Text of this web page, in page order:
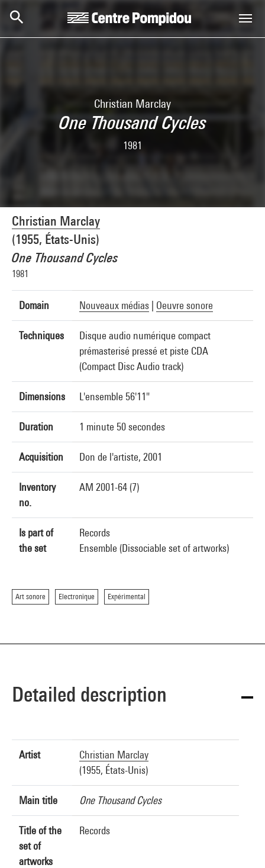
Christian Marclay
One Thousand Cycles
1981
Christian Marclay
(1955, États-Unis)
One Thousand Cycles
1981
Domain Nouveaux médias Oeuvre sonore
Techniques
Disque audio numérique compact
prémasterisé pressé et piste CDA
(Compact Disc Audio track)
Dimensions L'ensemble 56'11"
Duration 1 minute 50 secondes
Acquisition Don de l'artiste, 2001
Inventory
no.
AM 2001-64 (7)
Is part of
the set
Records
Ensemble (Dissociable set of artworks)
Art sonore Electronique Expérimental
Detailed description
Artist
Christian Marclay
(1955, États-Unis)
Main title One Thousand Cycles
Title of the
set of
artworks
Records